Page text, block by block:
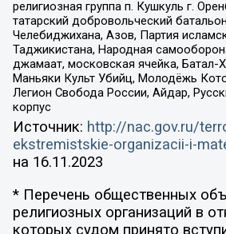
религиозная группа п. Кушкуль г.
татарский добровольческий
Челебиджихана, Азов, Партия
Таджикистана, Народная
джамаат, московская ячейка, Батал-
Маньяки Культ Убийц, Молодёжь
Легион Свобода России, Айдар,
корпус
Источник: http://nac.gov.ru/
ekstremistskie-organizacii-i-
на 16.11.2023
* Перечень общественных
религиозных организаций в
которых судом принято